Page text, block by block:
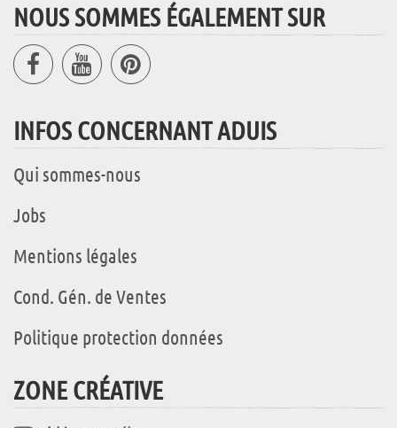
NOUS SOMMES ÉGALEMENT SUR
INFOS CONCERNANT ADUIS
Qui sommes-nous
Jobs
Mentions légales
Cond. Gén. de Ventes
Politique protection données
ZONE CRÉATIVE